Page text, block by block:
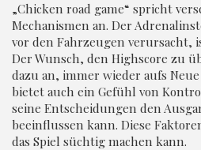
„Chicken road game“ spricht
Mechanismen an. Der
vor den Fahrzeugen verursacht,
Der Wunsch, den Highscore zu
dazu an, immer wieder aufs
bietet auch ein Gefühl von
seine Entscheidungen den
beeinflussen kann. Diese
das Spiel süchtig machen kann.